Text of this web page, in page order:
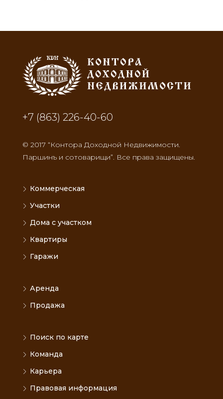
+7 (863) 226-40-60
© 2017 “Контора Доходной Недвижимости.
Паршинъ и сотоварищи”. Все права защищены.
Коммерческая
Участки
Дома с участком
Квартиры
Гаражи
Аренда
Продажа
Поиск по карте
Команда
Карьера
Правовая информация